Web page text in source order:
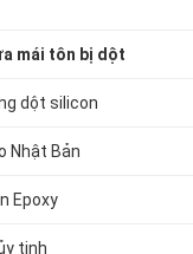
mái tôn bị dột
dột silicon
Nhật Bản
Epoxy
tinh